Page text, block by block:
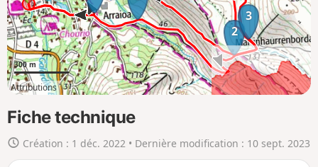
c
a
r
t
e
e
n
r
2
3
300 m
Attributions
Fiche technique
Création : 1 déc. 2022 • Dernière modification : 10 sept. 2023